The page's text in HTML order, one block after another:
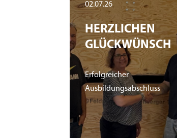
02.07.26
HERZLICHEN
GLÜCKWÜNSCH
Erfolgreicher
Ausbildungsabschluss